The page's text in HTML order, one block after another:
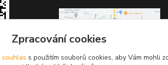
Zpracování cookies
souhlas s použitím souborů cookies, aby Vám mohli